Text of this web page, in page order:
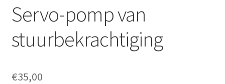
Servo-pomp van
stuurbekrachtiging
€35,00